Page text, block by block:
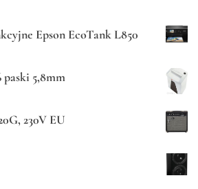
Epson EcoTank L850
paski 5,8mm
230V EU